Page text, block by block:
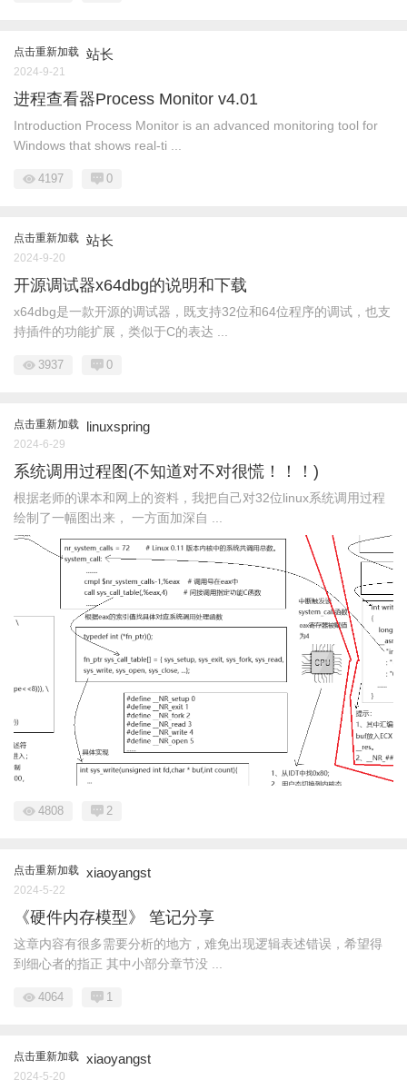
点击重新加载 站长
2024-9-21
进程查看器Process Monitor v4.01
Introduction Process Monitor is an advanced monitoring tool for
Windows that shows real-ti ...
4197 0
点击重新加载 站长
2024-9-20
开源调试器x64dbg的说明和下载
x64dbg是一款开源的调试器，既支持32位和64位程序的调试，也支
持插件的功能扩展，类似于C的表达 ...
3937 0
点击重新加载 linuxspring
2024-6-29
系统调用过程图(不知道对不对很慌！！！)
根据老师的课本和网上的资料，我把自己对32位linux系统调用过程
绘制了一幅图出来， 一方面加深自 ...
4808 2
点击重新加载 xiaoyangst
2024-5-22
《硬件内存模型》 笔记分享
这章内容有很多需要分析的地方，难免出现逻辑表述错误，希望得
到细心者的指正 其中小部分章节没 ...
4064 1
点击重新加载 xiaoyangst
2024-5-20